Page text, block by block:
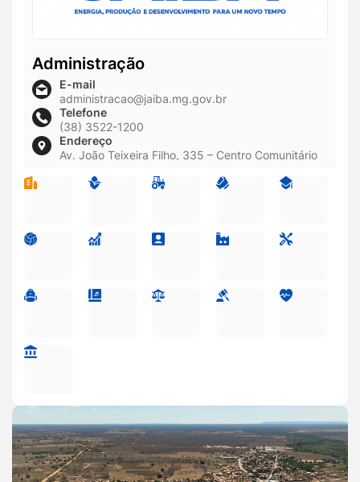
Administração
E-mail
administracao@jaiba.mg.gov.br
Telefone
(38) 3522-1200
Endereço
Av. João Teixeira Filho, 335 – Centro Comunitário